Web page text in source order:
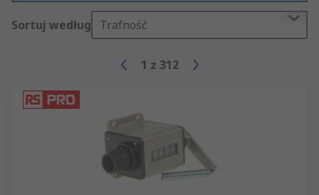
Sortuj według Trafność
1 z 312